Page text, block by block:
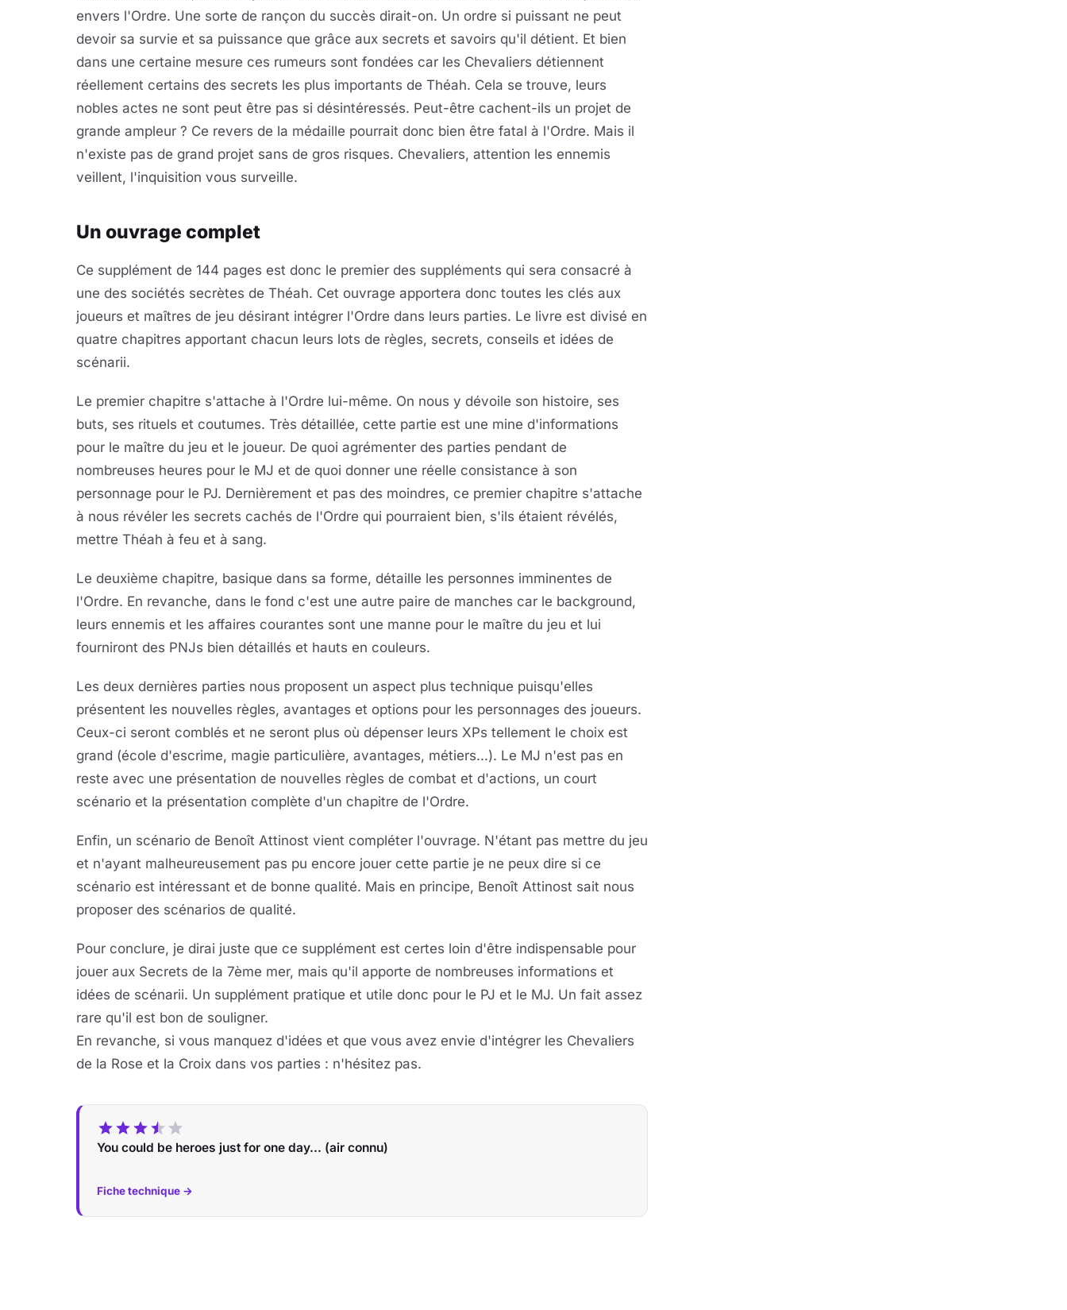
envers l'Ordre. Une sorte de rançon du succès dirait-on. Un ordre si puissant ne peut
devoir sa survie et sa puissance que grâce aux secrets et savoirs qu'il détient. Et bien
dans une certaine mesure ces rumeurs sont fondées car les Chevaliers détiennent
réellement certains des secrets les plus importants de Théah. Cela se trouve, leurs
nobles actes ne sont peut être pas si désintéressés. Peut-être cachent-ils un projet de
grande ampleur ? Ce revers de la médaille pourrait donc bien être fatal à l'Ordre. Mais il
n'existe pas de grand projet sans de gros risques. Chevaliers, attention les ennemis
veillent, l'inquisition vous surveille.
Un ouvrage complet
Ce supplément de 144 pages est donc le premier des suppléments qui sera consacré à
une des sociétés secrètes de Théah. Cet ouvrage apportera donc toutes les clés aux
joueurs et maîtres de jeu désirant intégrer l'Ordre dans leurs parties. Le livre est divisé en
quatre chapitres apportant chacun leurs lots de règles, secrets, conseils et idées de
scénarii.
Le premier chapitre s'attache à l'Ordre lui-même. On nous y dévoile son histoire, ses
buts, ses rituels et coutumes. Très détaillée, cette partie est une mine d'informations
pour le maître du jeu et le joueur. De quoi agrémenter des parties pendant de
nombreuses heures pour le MJ et de quoi donner une réelle consistance à son
personnage pour le PJ. Dernièrement et pas des moindres, ce premier chapitre s'attache
à nous révéler les secrets cachés de l'Ordre qui pourraient bien, s'ils étaient révélés,
mettre Théah à feu et à sang.
Le deuxième chapitre, basique dans sa forme, détaille les personnes imminentes de
l'Ordre. En revanche, dans le fond c'est une autre paire de manches car le background,
leurs ennemis et les affaires courantes sont une manne pour le maître du jeu et lui
fourniront des PNJs bien détaillés et hauts en couleurs.
Les deux dernières parties nous proposent un aspect plus technique puisqu'elles
présentent les nouvelles règles, avantages et options pour les personnages des joueurs.
Ceux-ci seront comblés et ne seront plus où dépenser leurs XPs tellement le choix est
grand (école d'escrime, magie particulière, avantages, métiers...). Le MJ n'est pas en
reste avec une présentation de nouvelles règles de combat et d'actions, un court
scénario et la présentation complète d'un chapitre de l'Ordre.
Enfin, un scénario de Benoît Attinost vient compléter l'ouvrage. N'étant pas mettre du jeu
et n'ayant malheureusement pas pu encore jouer cette partie je ne peux dire si ce
scénario est intéressant et de bonne qualité. Mais en principe, Benoît Attinost sait nous
proposer des scénarios de qualité.
Pour conclure, je dirai juste que ce supplément est certes loin d'être indispensable pour
jouer aux Secrets de la 7ème mer, mais qu'il apporte de nombreuses informations et
idées de scénarii. Un supplément pratique et utile donc pour le PJ et le MJ. Un fait assez
rare qu'il est bon de souligner.
En revanche, si vous manquez d'idées et que vous avez envie d'intégrer les Chevaliers
de la Rose et la Croix dans vos parties : n'hésitez pas.
You could be heroes just for one day... (air connu)
Fiche technique →